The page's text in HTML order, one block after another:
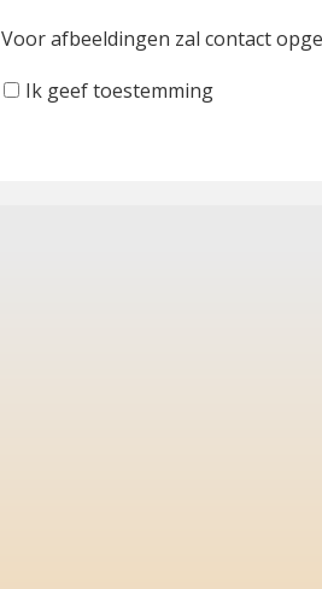
Voor afbeeldingen zal contact
Ik geef toestemming